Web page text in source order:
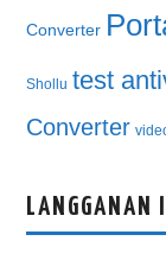
Converter
Shollu test
Converter
LANGGANAN